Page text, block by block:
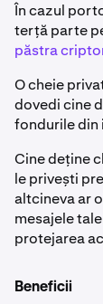
În cazul
terță parte
păstra
O cheie
dovedi cine
fondurile din
Cine deține
le privești
altcineva ar
mesajele
protejarea
Beneficii